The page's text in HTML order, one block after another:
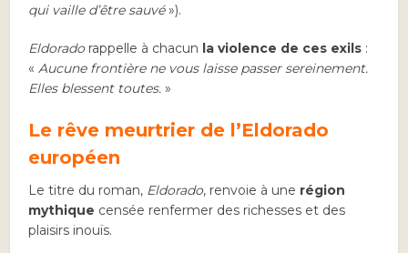
qui vaille d’être sauvé»).
Eldorado rappelle à chacun la violence de ces exils :
«Aucune frontière ne vous laisse passer sereinement.
Elles blessent toutes.»
Le rêve meurtrier de l’Eldorado
européen
Le titre du roman, Eldorado, renvoie à une région
mythique censée renfermer des richesses et des
plaisirs inouïs.